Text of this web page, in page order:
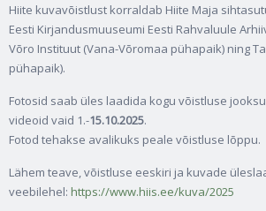
Hiite kuvavõistlust korraldab Hiite Maja
Eesti Kirjandusmuuseumi Eesti Rahvaluule
Võro Instituut (Vana-Võromaa pühapaik) ning
pühapaik).
Fotosid saab üles laadida kogu võistluse
videoid vaid 1.-15.10.2025.
Fotod tehakse avalikuks peale võistluse lõppu.
Lähem teave, võistluse eeskiri ja kuvade
veebilehel: https://www.hiis.ee/kuva/2025